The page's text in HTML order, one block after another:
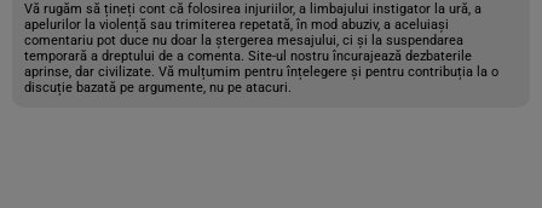
Vă rugăm să țineți cont că folosirea injuriilor, a limbajului instigator la ură, a
apelurilor la violență sau trimiterea repetată, în mod abuziv, a aceluiași
comentariu pot duce nu doar la ștergerea mesajului, ci și la suspendarea
temporară a dreptului de a comenta. Site-ul nostru încurajează dezbaterile
aprinse, dar civilizate. Vă mulțumim pentru înțelegere și pentru contribuția la o
discuție bazată pe argumente, nu pe atacuri.